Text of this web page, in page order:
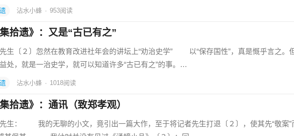
沾水小蜂 · 953阅读
集拾遗》：又是“古已有之”
〔２〕忽然在教育改进社年会的讲坛上“劝治史学” 以“保存国性”，真是慨乎言之。
处，就是一治史学，就可以知道许多“古已有之”的事。…
沾水小蜂 · 1018阅读
集拾遗》：通讯（致郑孝观）
： 我的无聊的小文，竟引出一篇大作，至于将记者先生打退〔２〕，使其先“敬案”